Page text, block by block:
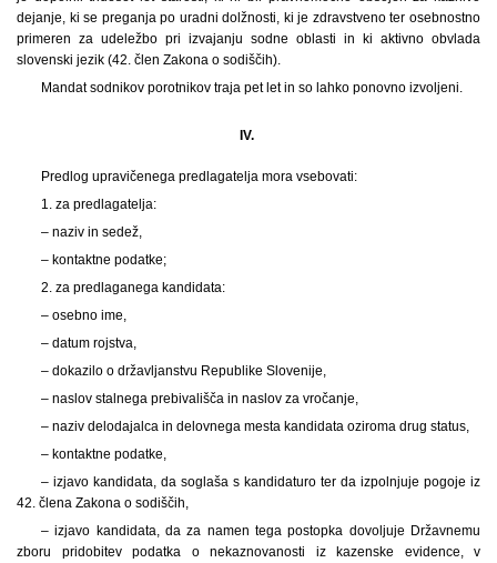
dejanje, ki se preganja po uradni dolžnosti, ki je zdravstveno ter osebnostno
primeren za udeležbo pri izvajanju sodne oblasti in ki aktivno obvlada
slovenski jezik (42. člen Zakona o sodiščih).
Mandat sodnikov porotnikov traja pet let in so lahko ponovno izvoljeni.
IV.
Predlog upravičenega predlagatelja mora vsebovati:
1. za predlagatelja:
– naziv in sedež,
– kontaktne podatke;
2. za predlaganega kandidata:
– osebno ime,
– datum rojstva,
– dokazilo o državljanstvu Republike Slovenije,
– naslov stalnega prebivališča in naslov za vročanje,
– naziv delodajalca in delovnega mesta kandidata oziroma drug status,
– kontaktne podatke,
– izjavo kandidata, da soglaša s kandidaturo ter da izpolnjuje pogoje iz
42. člena Zakona o sodiščih,
– izjavo kandidata, da za namen tega postopka dovoljuje Državnemu
zboru pridobitev podatka o nekaznovanosti iz kazenske evidence, v